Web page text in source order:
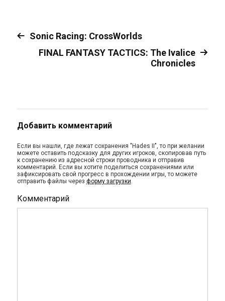
Sonic Racing: CrossWorlds
FINAL FANTASY TACTICS: The Ivalice
Chronicles
Добавить комментарий
Если вы нашли, где лежат сохранения "Hades II", то при желании
можете оставить подсказку для других игроков, скопировав путь
к сохранению из адресной строки проводника и отправив
комментарий. Если вы хотите поделиться сохранениями или
зафиксировать свой прогресс в прохождении игры, то можете
отправить файлы через форму загрузки.
Комментарий